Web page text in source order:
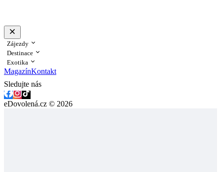
Zájezdy
Destinace
Exotika
MagazínKontakt
Sledujte nás
eDovolená.cz © 2026